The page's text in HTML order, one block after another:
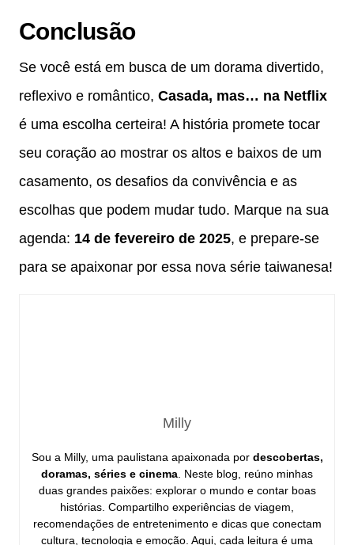
Conclusão
Se você está em busca de um dorama divertido,
reflexivo e romântico, Casada, mas… na Netflix
é uma escolha certeira! A história promete tocar
seu coração ao mostrar os altos e baixos de um
casamento, os desafios da convivência e as
escolhas que podem mudar tudo. Marque na sua
agenda: 14 de fevereiro de 2025, e prepare-se
para se apaixonar por essa nova série taiwanesa!
Milly
Sou a Milly, uma paulistana apaixonada por descobertas,
doramas, séries e cinema. Neste blog, reúno minhas
duas grandes paixões: explorar o mundo e contar boas
histórias. Compartilho experiências de viagem,
recomendações de entretenimento e dicas que conectam
cultura, tecnologia e emoção. Aqui, cada leitura é uma